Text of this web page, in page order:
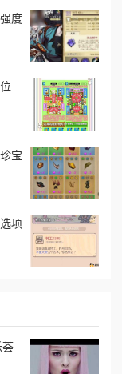
度
宝
项
荟